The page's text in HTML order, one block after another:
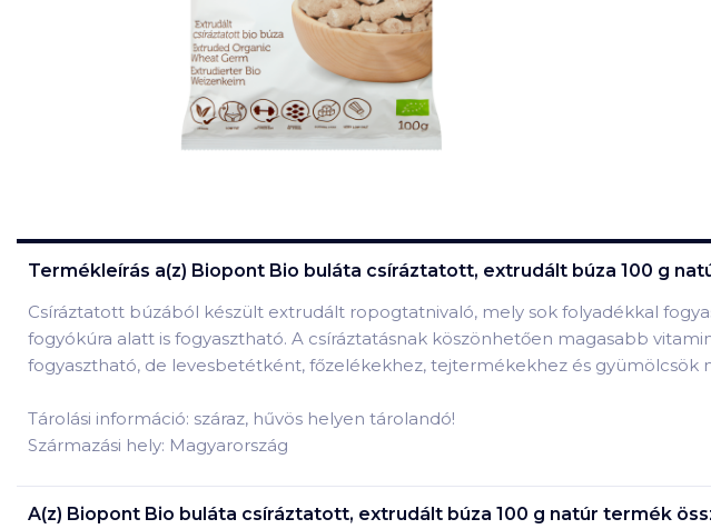
Termékleírás a(z) Biopont Bio buláta csíráztatott, extrudált búza 100 g
Csíráztatott búzából készült extrudált ropogtatnivaló, mely sok folyadékkal
fogyókúra alatt is fogyasztható. A csíráztatásnak köszönhetően magasabb
fogyasztható, de levesbetétként, főzelékekhez, tejtermékekhez és gyümölcsök
Tárolási információ: száraz, hűvös helyen tárolandó!
Származási hely: Magyarország
A(z) Biopont Bio buláta csíráztatott, extrudált búza 100 g natúr termék